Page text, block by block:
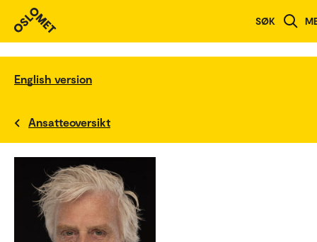
SØK
English version
Ansatteoversikt